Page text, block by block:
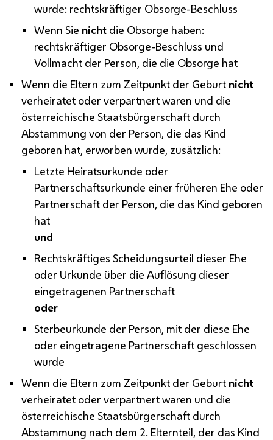
wurde: rechtskräftiger Obsorge-Beschluss
Wenn Sie nichtdie Obsorge haben:
rechtskräftiger Obsorge-Beschluss und
Vollmacht der Person, die die Obsorge hat
Wenn die Eltern zum Zeitpunkt der Geburt nicht
verheiratet oder verpartnert waren und die
österreichische Staatsbürgerschaft durch
Abstammung von der Person, die das Kind
geboren hat, erworben wurde, zusätzlich:
Letzte Heiratsurkunde oder
Partnerschaftsurkunde einer früheren Ehe oder
Partnerschaft der Person, die das Kind geboren
hat
und
Rechtskräftiges Scheidungsurteil dieser Ehe
oder Urkunde über die Auflösung dieser
eingetragenen Partnerschaft
oder
Sterbeurkunde der Person, mit der diese Ehe
oder eingetragene Partnerschaft geschlossen
wurde
Wenn die Eltern zum Zeitpunkt der Geburt nicht
verheiratet oder verpartnert waren und die
österreichische Staatsbürgerschaft durch
Abstammung nach dem 2. Elternteil, der das Kind